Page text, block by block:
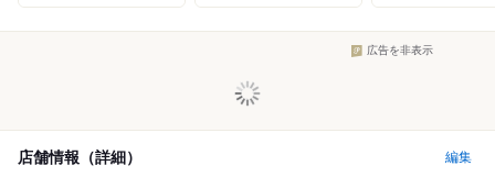
広告を非表示
店舗情報（詳細） 編集